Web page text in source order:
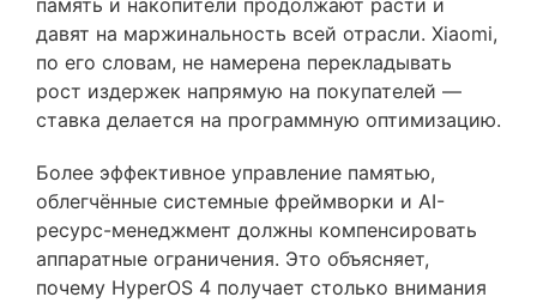
память и накопители продолжают расти и
давят на маржинальность всей отрасли. Xiaomi,
по его словам, не намерена перекладывать
рост издержек напрямую на покупателей —
ставка делается на программную оптимизацию.
Более эффективное управление памятью,
облегчённые системные фреймворки и AI-
ресурс-менеджмент должны компенсировать
аппаратные ограничения. Это объясняет,
почему HyperOS 4 получает столько внимания